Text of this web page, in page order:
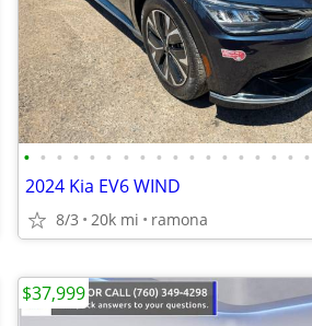
• • • • • • • • • • • • • • • • • •
2024 Kia EV6 WIND
8/3 20k mi ramona
$37,999